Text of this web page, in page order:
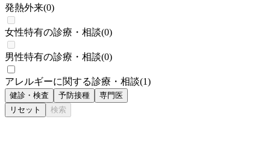
発熱外来(0)
女性特有の診療・相談(0)
男性特有の診療・相談(0)
アレルギーに関する診療・相談(1)
健診・検査 予防接種
専門医
リセット
検索